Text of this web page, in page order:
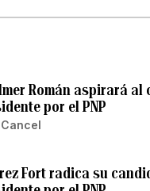
Román aspirará al
por el PNP
Fort radica su